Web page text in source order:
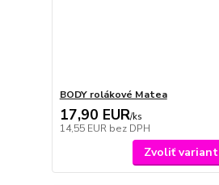
BODY rolákové Matea
17,90 EUR/ks
14,55 EUR bez DPH
Zvoliť variant